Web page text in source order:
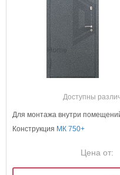
Доступны
Для монтажа внутри
Конструкция МК 750+
Цена от: